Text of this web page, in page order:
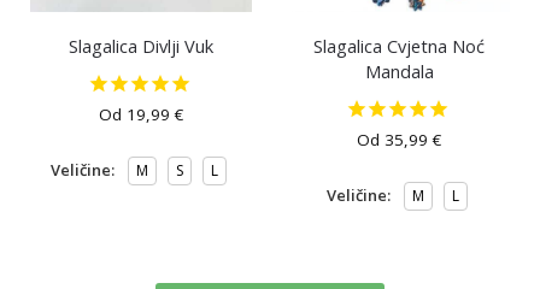
Slagalica Divlji Vuk
Od 19,99€
Veličine: M S L
Slagalica Cvjetna Noć
Mandala
Od 35,99€
Veličine: M L